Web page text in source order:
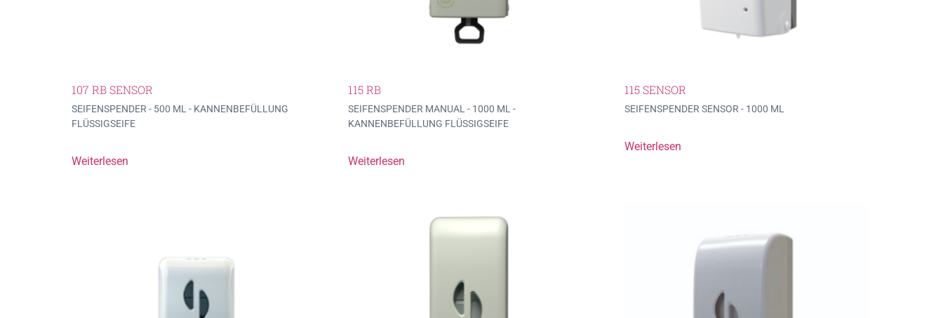
107 RB SENSOR
SEIFENSPENDER - 500 ML - KANNENBEFÜLLUNG
FLÜSSIGSEIFE
Weiterlesen
115 RB
SEIFENSPENDER MANUAL - 1000 ML -
KANNENBEFÜLLUNG FLÜSSIGSEIFE
Weiterlesen
115 SENSOR
SEIFENSPENDER SENSOR - 1000 ML
Weiterlesen